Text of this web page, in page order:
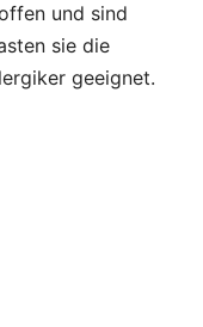
und sind
sie die
geeignet.